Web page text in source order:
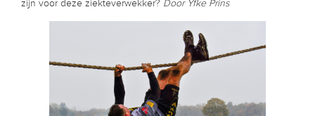
zijn voor deze ziekteverwekker? Door Yfke Prins